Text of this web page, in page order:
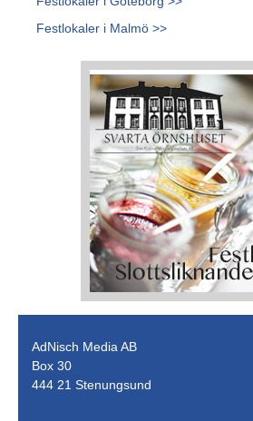
Festlokaler i Malmö >>
AdNisch Media AB
Box 30
444 21 Stenungsund